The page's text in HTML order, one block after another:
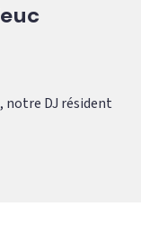
notre DJ résident